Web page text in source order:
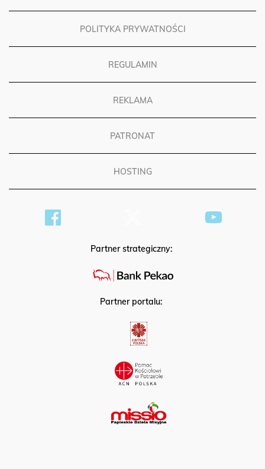
POLITYKA PRYWATNOŚCI
REGULAMIN
REKLAMA
PATRONAT
HOSTING
Partner strategiczny:
Partner portalu: